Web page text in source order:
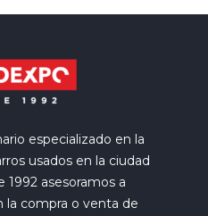
especializado en la
usados en la ciudad
asesoramos a
la compra o venta de